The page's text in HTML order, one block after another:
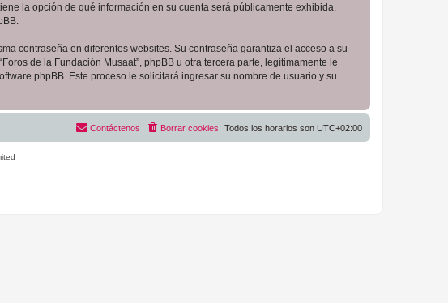
la opción de qué información en su cuenta será públicamente exhibida.
contraseña en diferentes websites. Su contraseña garantiza el acceso a su
de la Fundación Musaat”, phpBB u otra tercera parte, legítimamente le
phpBB. Este proceso le solicitará ingresar su nombre de usuario y su
Todos los horarios son UTC+02:00
Borrar cookies
Contáctenos